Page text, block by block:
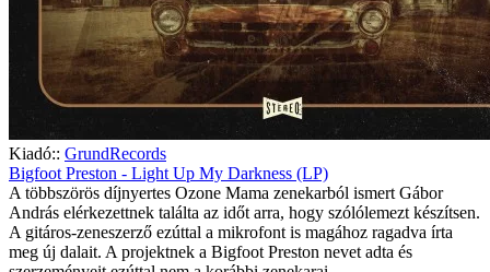
Kiadó:: GrundRecords
Bigfoot Preston - Light Up My Darkness (LP)
A többszörös díjnyertes Ozone Mama zenekarból ismert Gábor
András elérkezettnek találta az időt arra, hogy szólólemezt készítsen.
A gitáros-zeneszerző ezúttal a mikrofont is magához ragadva írta
meg új dalait. A projektnek a Bigfoot Preston nevet adta és